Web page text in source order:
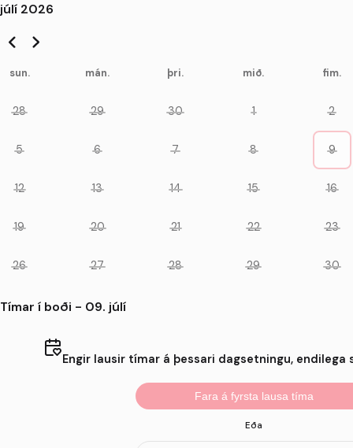
júlí 2026
sun. mán. þri. mið. fim.
28 29 30 1 2
5 6 7 8 9
12 13 14 15 16
19 20 21 22 23
26 27 28 29 30
Tímar í boði - 09. júlí
Engir lausir tímar á þessari dagsetningu, endilega
Fara á fyrsta lausa tíma
Eða